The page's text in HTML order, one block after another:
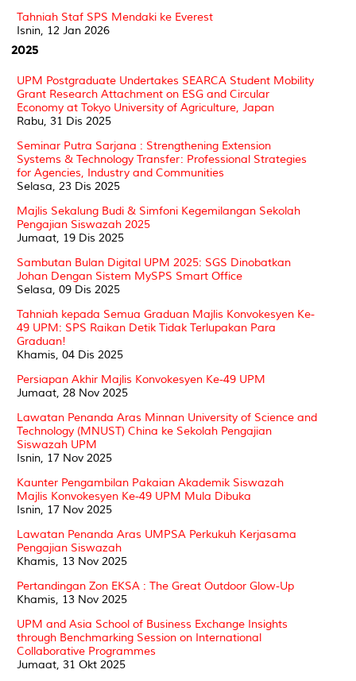
Tahniah Staf SPS Mendaki ke Everest
Isnin, 12 Jan 2026
2025
UPM Postgraduate Undertakes SEARCA Student Mobility
Grant Research Attachment on ESG and Circular
Economy at Tokyo University of Agriculture, Japan
Rabu, 31 Dis 2025
Seminar Putra Sarjana : Strengthening Extension
Systems & Technology Transfer: Professional Strategies
for Agencies, Industry and Communities
Selasa, 23 Dis 2025
Majlis Sekalung Budi & Simfoni Kegemilangan Sekolah
Pengajian Siswazah 2025
Jumaat, 19 Dis 2025
Sambutan Bulan Digital UPM 2025: SGS Dinobatkan
Johan Dengan Sistem MySPS Smart Office
Selasa, 09 Dis 2025
Tahniah kepada Semua Graduan Majlis Konvokesyen Ke-
49 UPM: SPS Raikan Detik Tidak Terlupakan Para
Graduan!
Khamis, 04 Dis 2025
Persiapan Akhir Majlis Konvokesyen Ke-49 UPM
Jumaat, 28 Nov 2025
Lawatan Penanda Aras Minnan University of Science and
Technology (MNUST) China ke Sekolah Pengajian
Siswazah UPM
Isnin, 17 Nov 2025
Kaunter Pengambilan Pakaian Akademik Siswazah
Majlis Konvokesyen Ke-49 UPM Mula Dibuka
Isnin, 17 Nov 2025
Lawatan Penanda Aras UMPSA Perkukuh Kerjasama
Pengajian Siswazah
Khamis, 13 Nov 2025
Pertandingan Zon EKSA : The Great Outdoor Glow-Up
Khamis, 13 Nov 2025
UPM and Asia School of Business Exchange Insights
through Benchmarking Session on International
Collaborative Programmes
Jumaat, 31 Okt 2025